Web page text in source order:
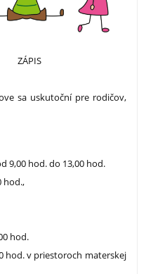
sa uskutoční pre rodičov,
9,00 hod. do 13,00 hod.
hod.,
hod.
hod. v priestoroch materskej